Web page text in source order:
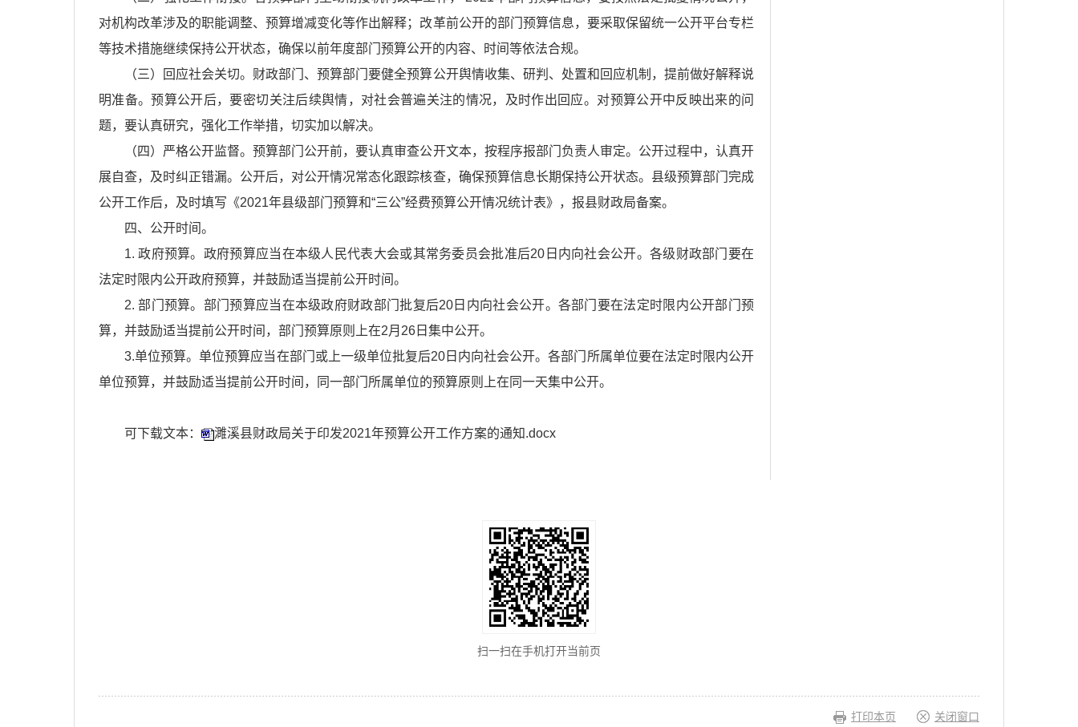
对机构改革涉及的职能调整、预算增减变化等作出解释；改革前公开的部门预算信息，要采取保留统一公开平台专栏
等技术措施继续保持公开状态，确保以前年度部门预算公开的内容、时间等依法合规。
（三）回应社会关切。财政部门、预算部门要健全预算公开舆情收集、研判、处置和回应机制，提前做好解释说
明准备。预算公开后，要密切关注后续舆情，对社会普遍关注的情况，及时作出回应。对预算公开中反映出来的问
题，要认真研究，强化工作举措，切实加以解决。
（四）严格公开监督。预算部门公开前，要认真审查公开文本，按程序报部门负责人审定。公开过程中，认真开
展自查，及时纠正错漏。公开后，对公开情况常态化跟踪核查，确保预算信息长期保持公开状态。县级预算部门完成
公开工作后，及时填写《2021年县级部门预算和“三公”经费预算公开情况统计表》，报县财政局备案。
四、公开时间。
1. 政府预算。政府预算应当在本级人民代表大会或其常务委员会批准后20日内向社会公开。各级财政部门要在
法定时限内公开政府预算，并鼓励适当提前公开时间。
2. 部门预算。部门预算应当在本级政府财政部门批复后20日内向社会公开。各部门要在法定时限内公开部门预
算，并鼓励适当提前公开时间，部门预算原则上在2月26日集中公开。
3.单位预算。单位预算应当在部门或上一级单位批复后20日内向社会公开。各部门所属单位要在法定时限内公开
单位预算，并鼓励适当提前公开时间，同一部门所属单位的预算原则上在同一天集中公开。
可下载文本： 濉溪县财政局关于印发2021年预算公开工作方案的通知.docx
扫一扫在手机打开当前页
打印本页 关闭窗口